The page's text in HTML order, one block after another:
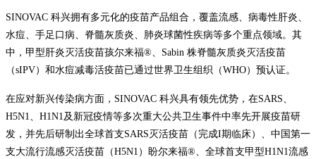
SINOVAC 科兴拥有多元化的疫苗产品组合，覆盖流感、病毒性肝炎、
水痘、手足口病、脊髓灰质炎、肺炎球菌性疾病等多个重点领域。其
中，甲型肝炎灭活疫苗孩尔来福®、Sabin 株脊髓灰质炎灭活疫苗
（sIPV）和水痘减毒活疫苗已通过世界卫生组织（WHO）预认证。
在应对新兴传染病方面，SINOVAC 科兴具有领先优势，在SARS、
H5N1、H1N1及新冠疫情等多次重大公共卫生事件中率先开展疫苗研
发，并先后研制出全球首支SARS灭活疫苗（完成I期临床）、中国第一
支大流行流感灭活疫苗（H5N1）盼尔来福®、全球首支甲型H1N1流感